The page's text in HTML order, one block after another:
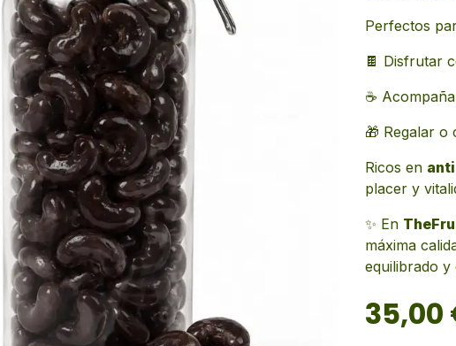
Perfectos
🍫 Disfrutar
☕
🎁 Regalar o
Ricos en
placer y
✨ En
máxima
equilibrado
35,00